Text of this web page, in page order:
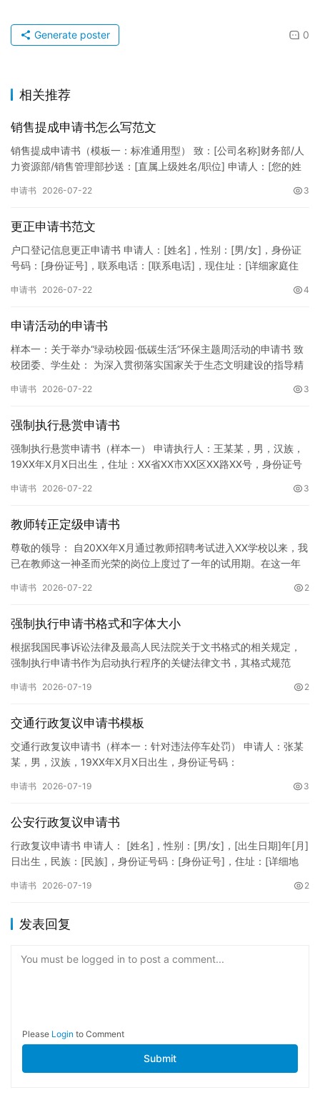
0
Generate poster
相关推荐
销售提成申请书怎么写范文
销售提成申请书（模板一：标准通用型） 致：[公司名称]财务部/人
力资源部/销售管理部抄送：[直属上级姓名/职位] 申请人：[您的姓
申请书 2026-07-22 3
更正申请书范文
户口登记信息更正申请书 申请人：[姓名]，性别：[男/女]，身份证
号码：[身份证号]，联系电话：[联系电话]，现住址：[详细家庭住
申请书 2026-07-22 4
申请活动的申请书
样本一：关于举办“绿动校园·低碳生活”环保主题周活动的申请书 致
校团委、学生处： 为深入贯彻落实国家关于生态文明建设的指导精
申请书 2026-07-22 3
强制执行悬赏申请书
强制执行悬赏申请书（样本一） 申请执行人：王某某，男，汉族，
19XX年X月X日出生，住址：XX省XX市XX区XX路XX号，身份证号
申请书 2026-07-22 3
教师转正定级申请书
尊敬的领导： 自20XX年X月通过教师招聘考试进入XX学校以来，我
已在教师这一神圣而光荣的岗位上度过了一年的试用期。在这一年
申请书 2026-07-22 2
强制执行申请书格式和字体大小
根据我国民事诉讼法律及最高人民法院关于文书格式的相关规定，
强制执行申请书作为启动执行程序的关键法律文书，其格式规范
纸张与…
申请书 2026-07-19 2
交通行政复议申请书模板
交通行政复议申请书（样本一：针对违法停车处罚） 申请人：张某
某，男，汉族，19XX年X月X日出生，身份证号码：
申请书 2026-07-19 3
公安行政复议申请书
行政复议申请书 申请人： [姓名]，性别：[男/女]，[出生日期]年[月]
日出生，民族：[民族]，身份证号码：[身份证号]，住址：[详细地
申请书 2026-07-19 2
发表回复
You must be logged in to post a comment...
Please Login to Comment
Submit